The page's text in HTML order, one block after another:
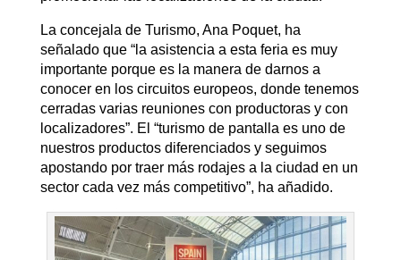
La concejala de Turismo, Ana Poquet, ha
señalado que “la asistencia a esta feria es muy
importante porque es la manera de darnos a
conocer en los circuitos europeos, donde tenemos
cerradas varias reuniones con productoras y con
localizadores”. El “turismo de pantalla es uno de
nuestros productos diferenciados y seguimos
apostando por traer más rodajes a la ciudad en un
sector cada vez más competitivo”, ha añadido.